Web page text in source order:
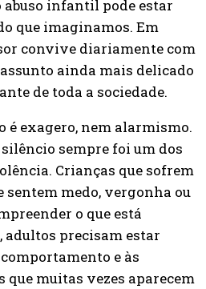
abuso infantil pode estar
que imaginamos. Em
convive diariamente com
ainda mais delicado
de toda a sociedade.
é exagero, nem alarmismo.
sempre foi um dos
Crianças que sofrem
sentem medo, vergonha ou
o que está
adultos precisam estar
e às
que muitas vezes aparecem